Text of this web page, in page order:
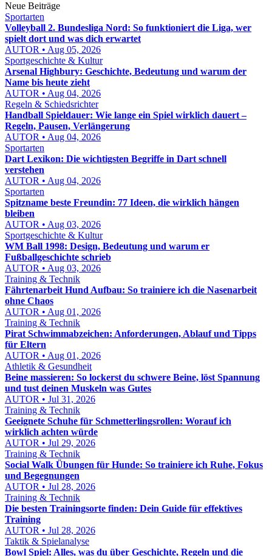
Neue Beiträge
Sportarten
Volleyball 2. Bundesliga Nord: So funktioniert die Liga, wer
spielt dort und was dich erwartet
AUTOR • Aug 05, 2026
Sportgeschichte & Kultur
Arsenal Highbury: Geschichte, Bedeutung und warum der
Name bis heute zieht
AUTOR • Aug 04, 2026
Regeln & Schiedsrichter
Handball Spieldauer: Wie lange ein Spiel wirklich dauert –
Regeln, Pausen, Verlängerung
AUTOR • Aug 04, 2026
Sportarten
Dart Lexikon: Die wichtigsten Begriffe in Dart schnell
verstehen
AUTOR • Aug 04, 2026
Sportarten
Spitzname beste Freundin: 77 Ideen, die wirklich hängen
bleiben
AUTOR • Aug 03, 2026
Sportgeschichte & Kultur
WM Ball 1998: Design, Bedeutung und warum er
Fußballgeschichte schrieb
AUTOR • Aug 03, 2026
Training & Technik
Fährtenarbeit Hund Aufbau: So trainiere ich die Nasenarbeit
ohne Chaos
AUTOR • Aug 01, 2026
Training & Technik
Pirat Schwimmabzeichen: Anforderungen, Ablauf und Tipps
für Eltern
AUTOR • Aug 01, 2026
Athletik & Gesundheit
Beine massieren: So lockerst du schwere Beine, löst Spannung
und tust deinen Muskeln was Gutes
AUTOR • Jul 31, 2026
Training & Technik
Geeignete Schuhe für Schmetterlingsrollen: Worauf ich
wirklich achten würde
AUTOR • Jul 29, 2026
Training & Technik
Social Walk Übungen für Hunde: So trainiere ich Ruhe, Fokus
und Begegnungen
AUTOR • Jul 28, 2026
Training & Technik
Die besten Trainingsorte finden: Dein Guide für effektives
Training
AUTOR • Jul 28, 2026
Taktik & Spielanalyse
Bowl Spiel: Alles, was du über Geschichte, Regeln und die